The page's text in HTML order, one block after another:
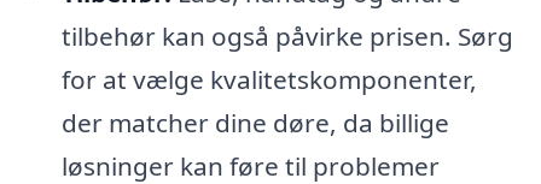
tilbehør kan også påvirke prisen. Sørg
for at vælge kvalitetskomponenter,
der matcher dine døre, da billige
løsninger kan føre til problemer